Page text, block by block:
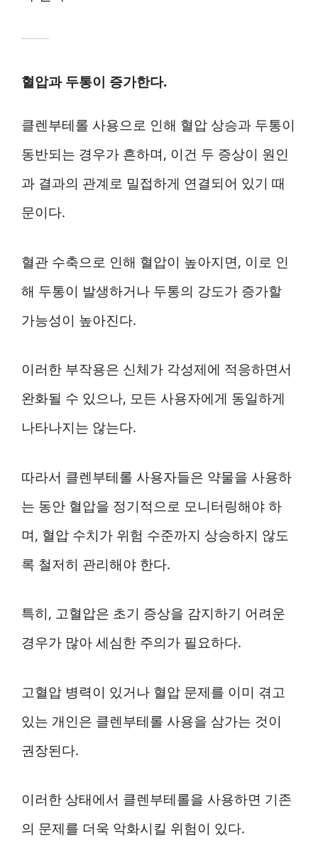
혈압과 두통이 증가한다.
클렌부테롤 사용으로 인해 혈압 상승과 두통이
동반되는 경우가 흔하며, 이건 두 증상이 원인
과 결과의 관계로 밀접하게 연결되어 있기 때
문이다.
혈관 수축으로 인해 혈압이 높아지면, 이로 인
해 두통이 발생하거나 두통의 강도가 증가할
가능성이 높아진다.
이러한 부작용은 신체가 각성제에 적응하면서
완화될 수 있으나, 모든 사용자에게 동일하게
나타나지는 않는다.
따라서 클렌부테롤 사용자들은 약물을 사용하
는 동안 혈압을 정기적으로 모니터링해야 하
며, 혈압 수치가 위험 수준까지 상승하지 않도
록 철저히 관리해야 한다.
특히, 고혈압은 초기 증상을 감지하기 어려운
경우가 많아 세심한 주의가 필요하다.
고혈압 병력이 있거나 혈압 문제를 이미 겪고
있는 개인은 클렌부테롤 사용을 삼가는 것이
권장된다.
이러한 상태에서 클렌부테롤을 사용하면 기존
의 문제를 더욱 악화시킬 위험이 있다.